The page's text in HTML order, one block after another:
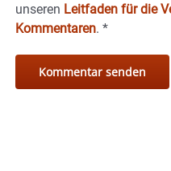
unseren Leitfaden für die
Kommentaren. *